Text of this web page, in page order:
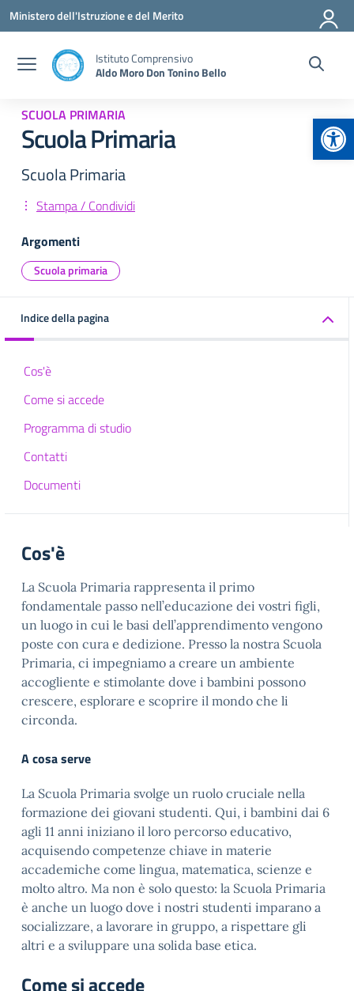
Vai ai contenuti
Vai al menu di navigazione
Vai al footer
Ministero dell'Istruzione e del Merito
Istituto Comprensivo
Aldo Moro Don Tonino Bello
SCUOLA PRIMARIA
Scuola Primaria
Scuola Primaria
Stampa / Condividi
Argomenti
Scuola primaria
Indice della pagina
Cos'è
Come si accede
Programma di studio
Contatti
Documenti
Cos'è
La Scuola Primaria rappresenta il primo
fondamentale passo nell’educazione dei vostri figli,
un luogo in cui le basi dell’apprendimento vengono
poste con cura e dedizione. Presso la nostra Scuola
Primaria, ci impegniamo a creare un ambiente
accogliente e stimolante dove i bambini possono
crescere, esplorare e scoprire il mondo che li
circonda.
A cosa serve
La Scuola Primaria svolge un ruolo cruciale nella
formazione dei giovani studenti. Qui, i bambini dai 6
agli 11 anni iniziano il loro percorso educativo,
acquisendo competenze chiave in materie
accademiche come lingua, matematica, scienze e
molto altro. Ma non è solo questo: la Scuola Primaria
è anche un luogo dove i nostri studenti imparano a
socializzare, a lavorare in gruppo, a rispettare gli
altri e a sviluppare una solida base etica.
Come si accede